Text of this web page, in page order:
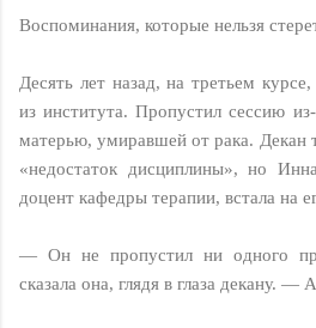
Воспоминания, которые нельзя
Десять лет назад, на третьем
из института. Пропустил сессию
матерью, умиравшей от рака. Декан
«недостаток дисциплины», но
доцент кафедры терапии, встала на
— Он не пропустил ни одного
сказала она, глядя в глаза декану.